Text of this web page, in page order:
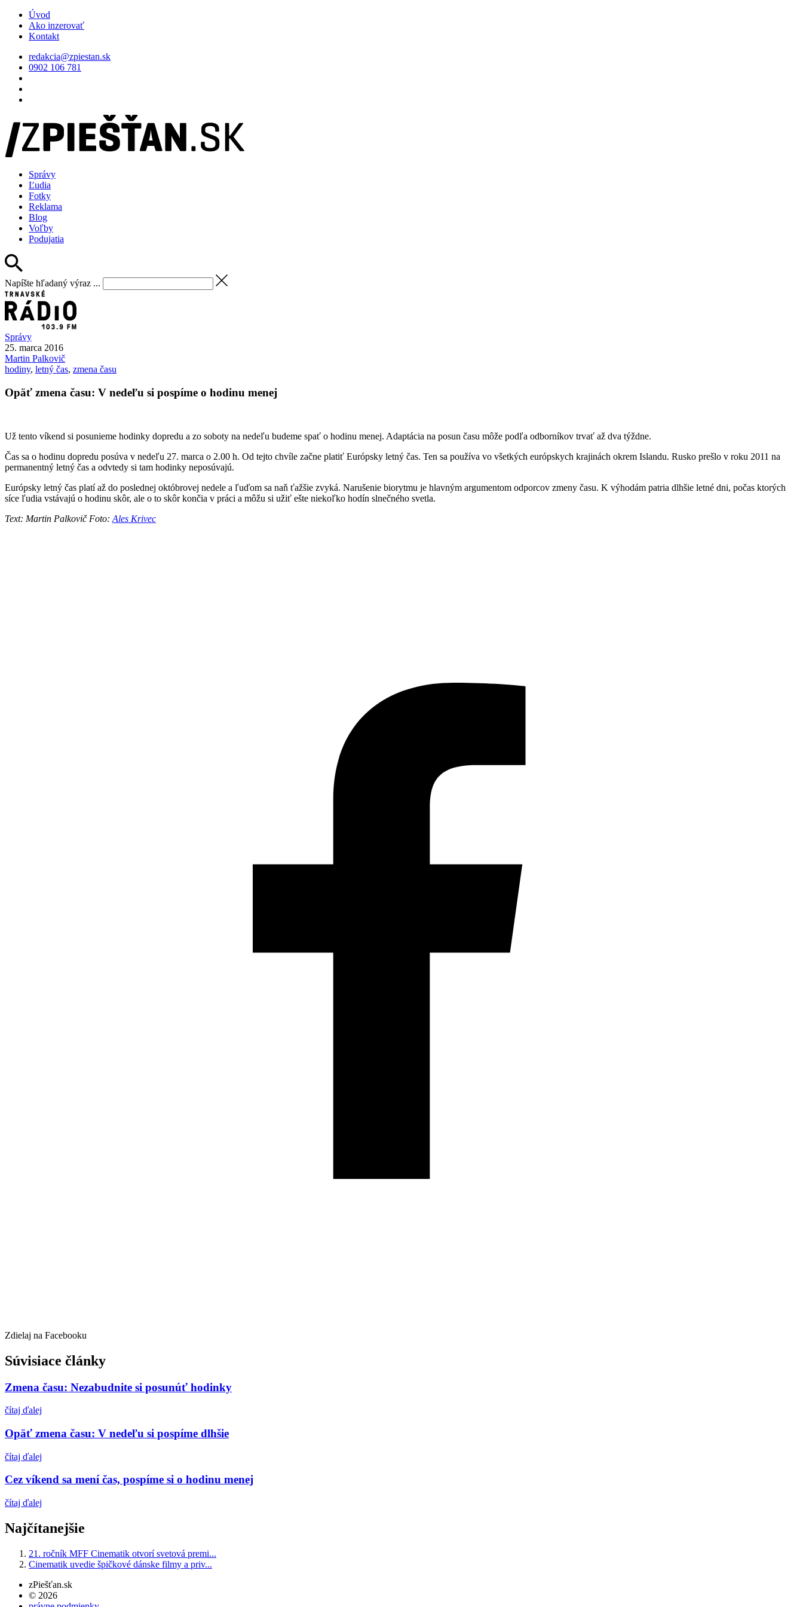
Úvod
Ako inzerovať
Kontakt
redakcia@zpiestan.sk
0902 106 781
Správy
Ľudia
Fotky
Reklama
Blog
Voľby
Podujatia
Napíšte hľadaný výraz ...
Správy
25. marca 2016
Martin Palkovič
hodiny, letný čas, zmena času
Opäť zmena času: V nedeľu si pospíme o hodinu menej
Už tento víkend si posunieme hodinky dopredu a zo soboty na nedeľu budeme spať o hodinu menej. Adaptácia na posun času môže podľa odborníkov trvať až dva týždne.
Čas sa o hodinu dopredu posúva v nedeľu 27. marca o 2.00 h. Od tejto chvíle začne platiť Európsky letný čas. Ten sa používa vo všetkých európskych krajinách okrem Islandu. Rusko prešlo v roku 2011 na
permanentný letný čas a odvtedy si tam hodinky neposúvajú.
Európsky letný čas platí až do poslednej októbrovej nedele a ľuďom sa naň ťažšie zvyká. Narušenie biorytmu je hlavným argumentom odporcov zmeny času. K výhodám patria dlhšie letné dni, počas ktorých
síce ľudia vstávajú o hodinu skôr, ale o to skôr končia v práci a môžu si užiť ešte niekoľko hodín slnečného svetla.
Text: Martin Palkovič Foto: Ales Krivec
Zdielaj na Facebooku
Súvisiace články
Zmena času: Nezabudnite si posunúť hodinky
čítaj ďalej
Opäť zmena času: V nedeľu si pospíme dlhšie
čítaj ďalej
Cez víkend sa mení čas, pospíme si o hodinu menej
čítaj ďalej
Najčítanejšie
21. ročník MFF Cinematik otvorí svetová premi...
Cinematik uvedie špičkové dánske filmy a priv...
zPiešťan.sk
© 2026